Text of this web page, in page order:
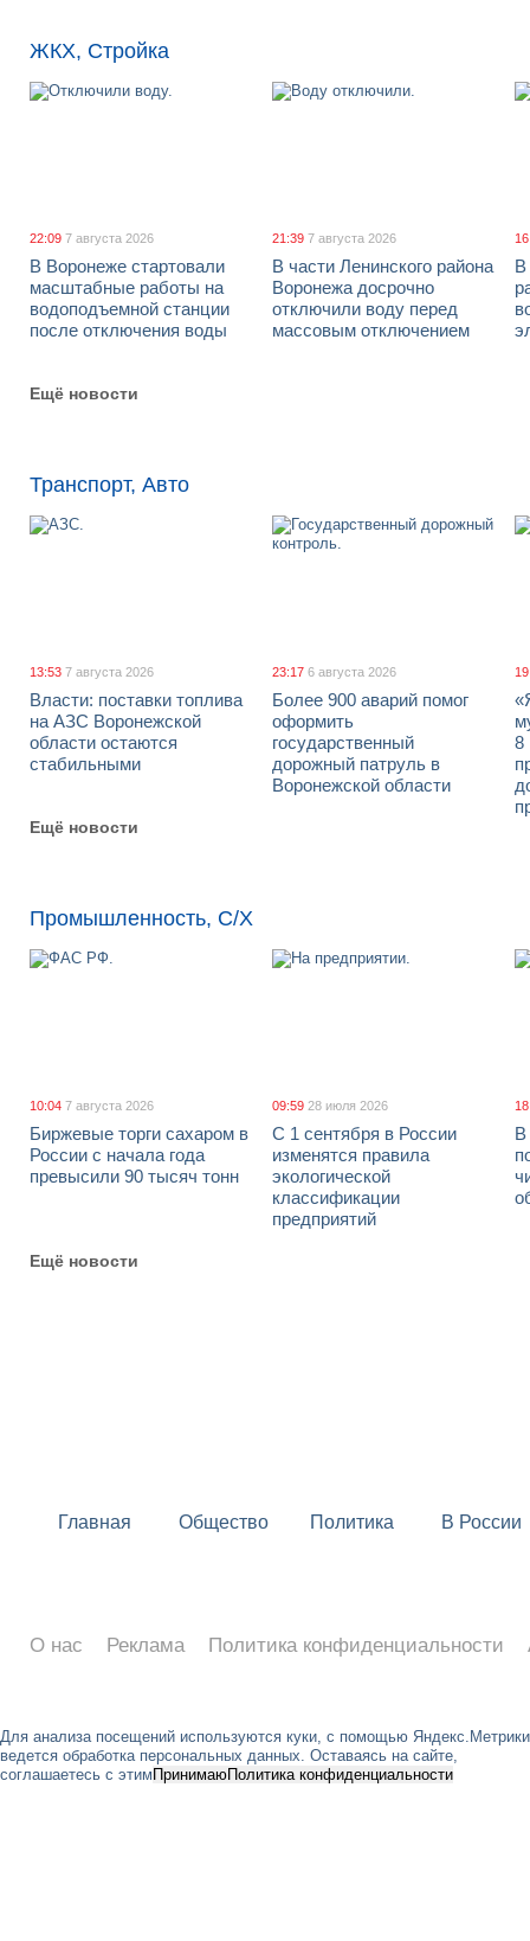
ЖКХ, Стройка
22:09 7 августа 2026
В Воронеже стартовали
масштабные работы на
водоподъемной станции
после отключения воды
21:39 7 августа 2026
В части Ленинского района
Воронежа досрочно
отключили воду перед
массовым отключением
В
Ещё новости
Транспорт, Авто
13:53 7 августа 2026
Власти: поставки топлива
на АЗС Воронежской
области остаются
стабильными
23:17 6 августа 2026
Более 900 аварий помог
оформить
государственный
дорожный патруль в
Воронежской области
8
Ещё новости
Промышленность, С/Х
10:04 7 августа 2026
Биржевые торги сахаром в
России с начала года
превысили 90 тысяч тонн
09:59 28 июля 2026
С 1 сентября в России
изменятся правила
экологической
классификации
предприятий
В
Ещё новости
Главная Общество Политика В России
О нас Реклама Политика конфиденциальности
Для анализа посещений используются куки, с помощью Яндекс.Метрики
ведется обработка персональных данных. Оставаясь на сайте,
соглашаетесь с этим ПринимаюПолитика конфиденциальности